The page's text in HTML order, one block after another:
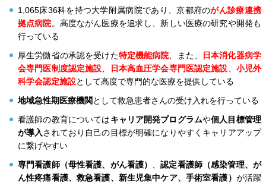
1,065床36科を持つ大学附属病院であり、京都府のがん診療連携
拠点病院。高度ながん医療を追求し、新しい医療の研究や開発も
行っている
厚生労働省の承認を受けた特定機能病院、また、
日本消化器病学
会専門医制度認定施設
日本高血圧学会専門医認定施設
小児外
科学会認定施設として高度で専門的な医療を提供している
地域急性期医療機関として救急患者さんの受け入れを行っている
看護師の教育についてはキャリア開発プログラムや個人目標管理
が導入されており自己の目標が明確になりやすくキャリアアップ
に繋げやすい
専門看護師（母性看護、がん看護）
、認定看護師（感染管理、が
ん性疼痛看護、救急看護、新生児集中ケア、手術室看護） が活躍